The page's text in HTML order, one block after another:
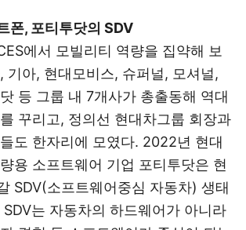
폰, 포티투닷의 SDV
에서 모빌리티 역량을 집약해 보
기아, 현대모비스, 슈퍼널, 모셔널,
등 그룹 내 7개사가 총출동해 역대
꾸리고, 정의선 현대차그룹 회장과
도 한자리에 모였다. 2022년 현대
용 소프트웨어 기업 포티투닷은 현
SDV(소프트웨어중심 자동차) 생태
는 자동차의 하드웨어가 아니라